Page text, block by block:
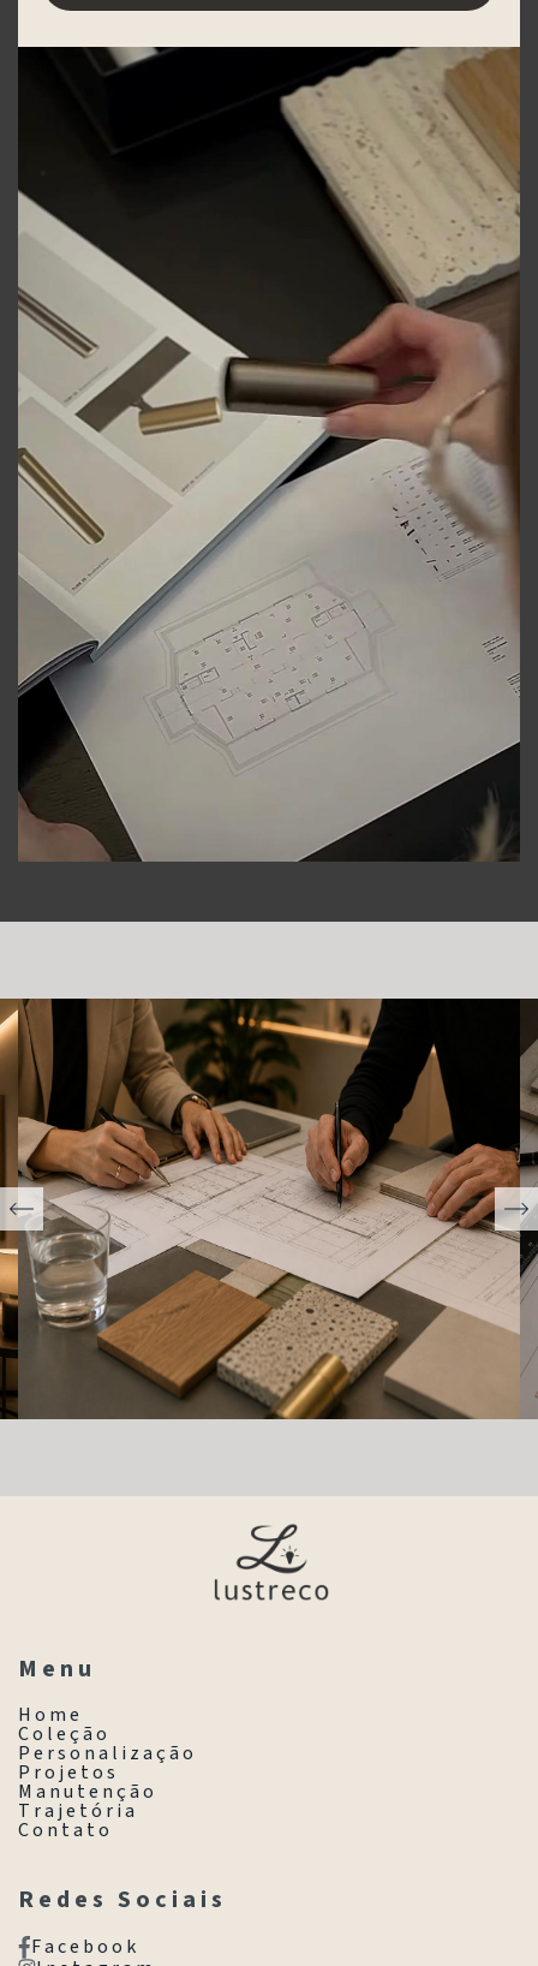
M e n u
H o m e
C o l e ç ã o
P e r s o n a l i z a ç ã o
P r o j e t o s
M a n u t e n ç ã o
T r a j e t ó r i a
C o n t a t o
R e d e s S o c i a i s
F a c e b o o k